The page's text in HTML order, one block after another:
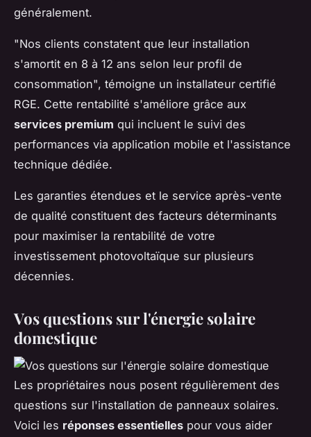
généralement.
"Nos clients constatent que leur installation
s'amortit en 8 à 12 ans selon leur profil de
consommation", témoigne un installateur certifié
RGE. Cette rentabilité s'améliore grâce aux
services premium qui incluent le suivi des
performances via application mobile et l'assistance
technique dédiée.
Les garanties étendues et le service après-vente
de qualité constituent des facteurs déterminants
pour maximiser la rentabilité de votre
investissement photovoltaïque sur plusieurs
décennies.
Vos questions sur l'énergie solaire
domestique
Les propriétaires nous posent régulièrement des
questions sur l'installation de panneaux solaires.
Voici les réponses essentielles pour vous aider